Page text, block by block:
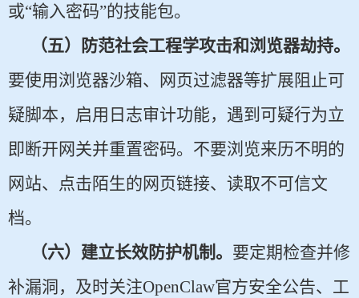
或“输入密码”的技能包。
（五）防范社会工程学攻击和浏览器劫持。
要使用浏览器沙箱、网页过滤器等扩展阻止可
疑脚本，启用日志审计功能，遇到可疑行为立
即断开网关并重置密码。不要浏览来历不明的
网站、点击陌生的网页链接、读取不可信文
档。
（六）建立长效防护机制。 要定期检查并修
补漏洞，及时关注OpenClaw官方安全公告、工